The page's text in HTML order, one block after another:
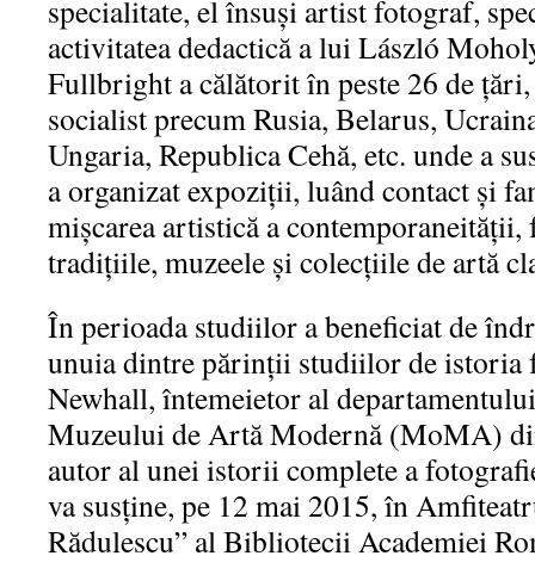
specialitate, el însuși artist fotograf,
activitatea dedactică a lui László
Fullbright a călătorit în peste 26 de
socialist precum Rusia, Belarus,
Ungaria, Republica Cehă, etc. unde a
a organizat expoziții, luând contact și
mișcarea artistică a contemporaneității,
tradițiile, muzeele și colecțiile de artă
În perioada studiilor a beneficiat de
unuia dintre părinții studiilor de istoria
Newhall, întemeietor al
Muzeului de Artă Modernă (MoMA)
autor al unei istorii complete a
va susține, pe 12 mai 2015, în
Rădulescu” al Bibliotecii Academiei